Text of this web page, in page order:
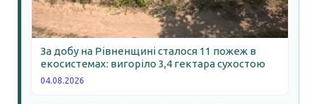
За добу на Рівненщині сталося 11 пожеж в
екосистемах: вигоріло 3,4 гектара сухостою
04.08.2026